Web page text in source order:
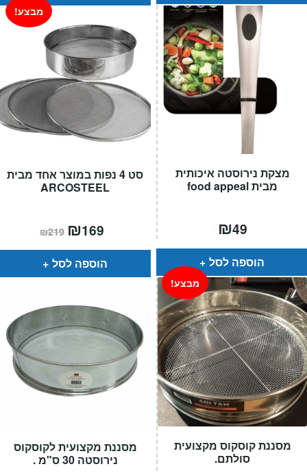
סט 4 נפות במוצר אחד מבית
ARCOSTEEL
מבצע!
₪219 המחיר
המקורי
היה:
₪219.
₪169
הוא:
הוספה לסל
מצקת נירוסטה איכותית
מבית food appeal
₪49
הוספה לסל
מסננת מקצועית לקוסקוס
נירוסטה 30 ס"מ .
מסננת קוסקוס מקצועית
סולתם.
מבצע!